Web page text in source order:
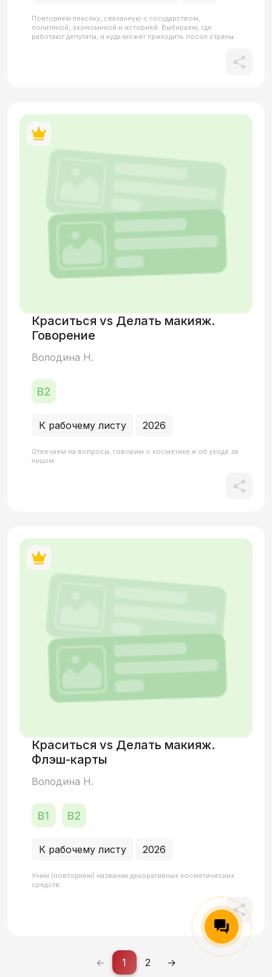
Повторяем лексику, связанную с государством,
политикой, экономикой и историей. Выбираем, где
работают депутаты, и куда может приходить посол страны.
Краситься vs Делать макияж.
Говорение
Володина Н.
К рабочему листу 2026
Отвечаем на вопросы, говорим о косметике и об уходе за
лицом.
Краситься vs Делать макияж.
Флэш-карты
Володина Н.
К рабочему листу 2026
Учим (повторяем) названия декоративных косметических
средств.
← 1 2 →